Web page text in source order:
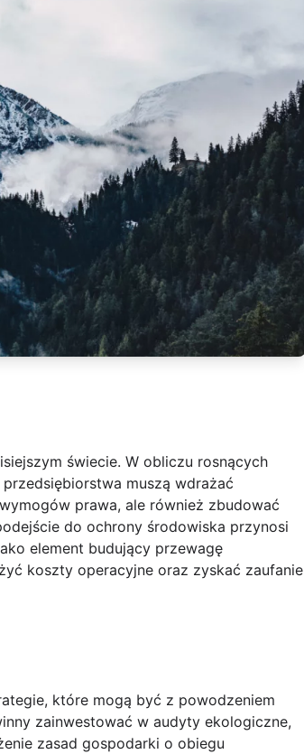
świecie. W obliczu rosnących
muszą wdrażać
prawa, ale również zbudować
do ochrony środowiska przynosi
element budujący przewagę
koszty operacyjne oraz zyskać zaufanie
które mogą być z powodzeniem
zainwestować w audyty ekologiczne,
zasad gospodarki o obiegu